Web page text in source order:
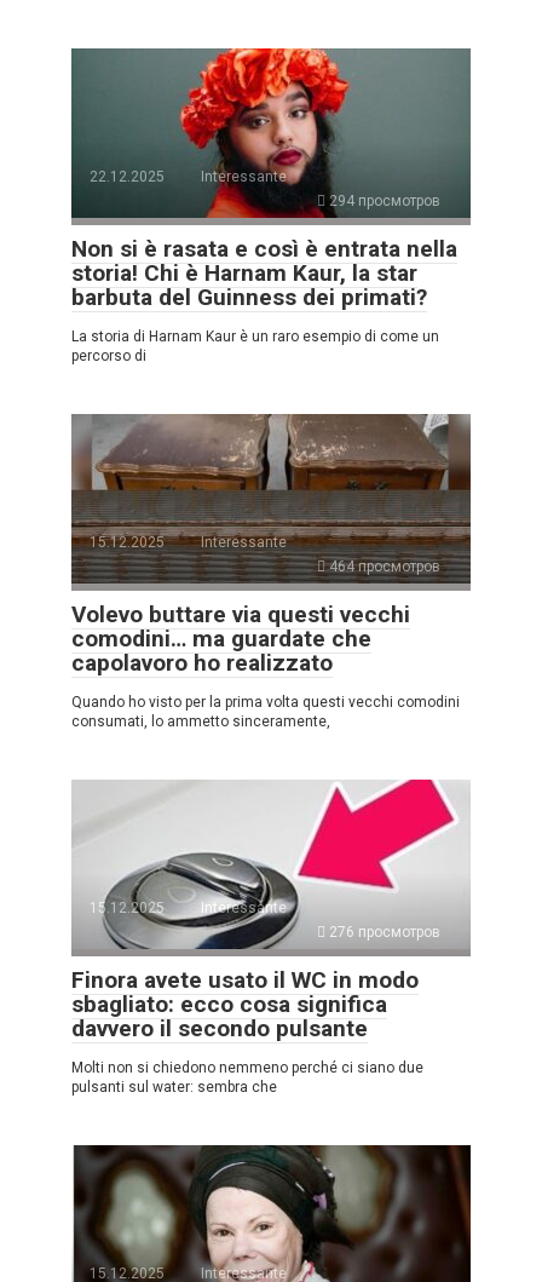
22.12.2025
Interessante
294 просмотров
Non si è rasata e così è entrata nella
storia! Chi è Harnam Kaur, la star
barbuta del Guinness dei primati?
La storia di Harnam Kaur è un raro esempio di come un
percorso di
15.12.2025
Interessante
464 просмотров
Volevo buttare via questi vecchi
comodini… ma guardate che
capolavoro ho realizzato
Quando ho visto per la prima volta questi vecchi comodini
consumati, lo ammetto sinceramente,
15.12.2025
Interessante
276 просмотров
Finora avete usato il WC in modo
sbagliato: ecco cosa significa
davvero il secondo pulsante
Molti non si chiedono nemmeno perché ci siano due
pulsanti sul water: sembra che
15.12.2025
Interessante